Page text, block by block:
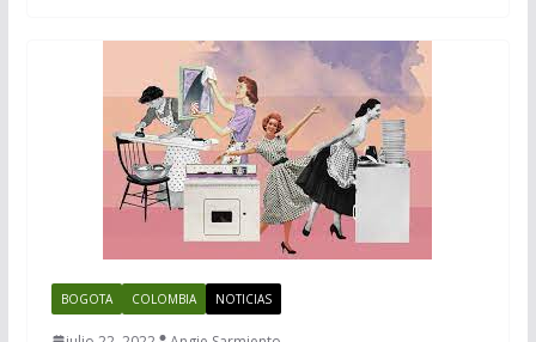
BOGOTA COLOMBIA NOTICIAS